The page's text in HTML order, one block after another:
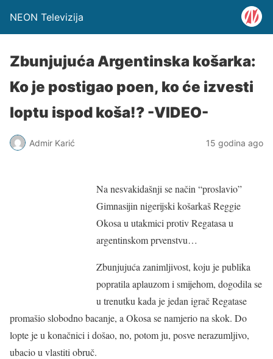
NEON Televizija
Zbunjujuća Argentinska košarka:
Ko je postigao poen, ko će izvesti
loptu ispod koša!? -VIDEO-
Admir Karić 15 godina ago
Na nesvakidašnji se način “proslavio”
Gimnasijin nigerijski košarkaš Reggie
Okosa u utakmici protiv Regatasa u
argentinskom prvenstvu…
Zbunjujuća zanimljivost, koju je publika
popratila aplauzom i smijehom, dogodila se
u trenutku kada je jedan igrač Regatase
promašio slobodno bacanje, a Okosa se namjerio na skok. Do
lopte je u konačnici i došao, no, potom ju, posve nerazumljivo,
ubacio u vlastiti obruč.